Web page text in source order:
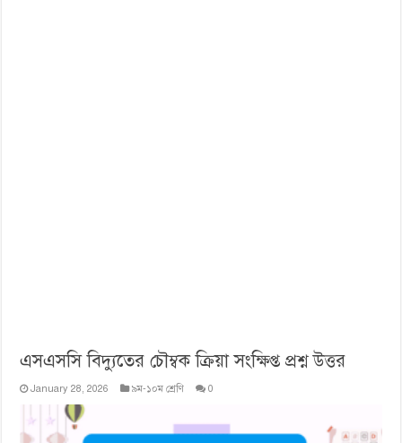
এসএসসি বিদ্যুতের চৌম্বক ক্রিয়া সংক্ষিপ্ত প্রশ্ন উত্তর
January 28, 2026 ৯ম-১০ম শ্রেণি 0